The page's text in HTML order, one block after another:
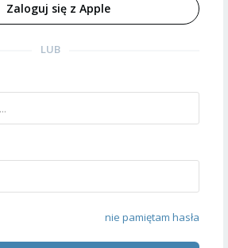
Zaloguj się z Apple
LUB
nie pamiętam hasła